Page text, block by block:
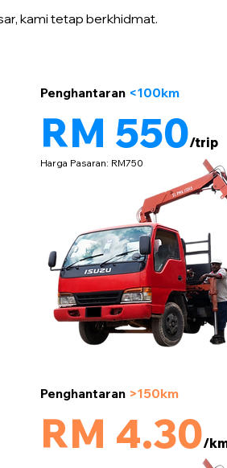
kami tetap berkhidmat.
RM 550/trip
Penghantaran <100km
Harga Pasaran: RM750
RM 4.30/
Penghantaran >150km